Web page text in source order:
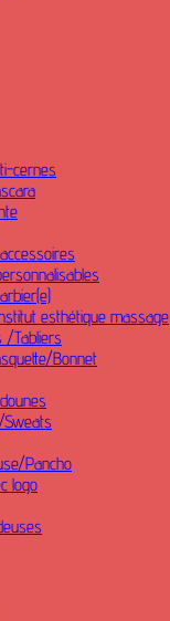
cernes
esthétique massage
/Tabliers
Bonnet
Pancho
logo